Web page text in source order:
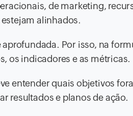
de marketing,
alinhados.
Por isso, na
os indicadores e as métricas.
entender quais objetivos
resultados e planos de ação.